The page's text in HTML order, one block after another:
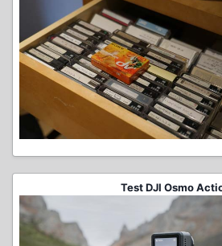
Test DJI Osmo